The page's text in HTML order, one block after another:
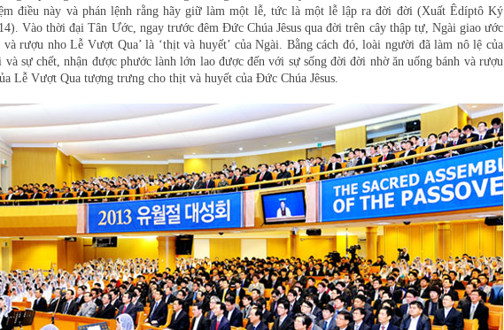
điều này và phán lệnh rằng hãy giữ làm một lễ, tức là một lễ lập ra đời đời (Xuất Êdíptô Ký
Vào thời đại Tân Ước, ngay trước đêm Đức Chúa Jêsus qua đời trên cây thập tự, Ngài giao ước
và rượu nho Lễ Vượt Qua’ là ‘thịt và huyết’ của Ngài. Bằng cách đó, loài người đã làm nô lệ của
sự chết, nhận được phước lành lớn lao được đến với sự sống đời đời nhờ ăn uống bánh và rượu
Lễ Vượt Qua tượng trưng cho thịt và huyết của Đức Chúa Jêsus.